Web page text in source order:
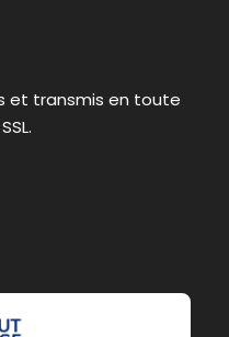
et transmis en toute